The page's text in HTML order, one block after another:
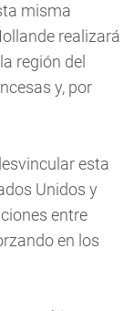
misma
realizará
región del
y, por
esta
Unidos y
entre
en los